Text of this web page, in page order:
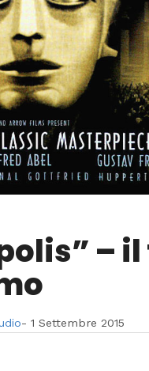
–
-1 Settembre 2015